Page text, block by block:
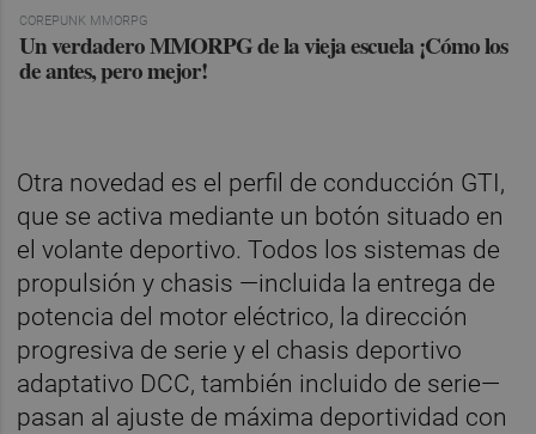
COREPUNK MMORPG
Un verdadero MMORPG de la vieja escuela ¡Cómo los
de antes, pero mejor!
Otra novedad es el perfil de conducción GTI,
que se activa mediante un botón situado en
el volante deportivo. Todos los sistemas de
propulsión y chasis —incluida la entrega de
potencia del motor eléctrico, la dirección
progresiva de serie y el chasis deportivo
adaptativo DCC, también incluido de serie—
pasan al ajuste de máxima deportividad con